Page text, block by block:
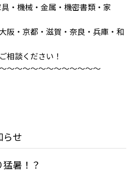
・機械・金属・機密書類・家
阪・京都・滋賀・奈良・兵庫・和
相談ください！
～～～～～～～～～～～～
らせ
暑！？